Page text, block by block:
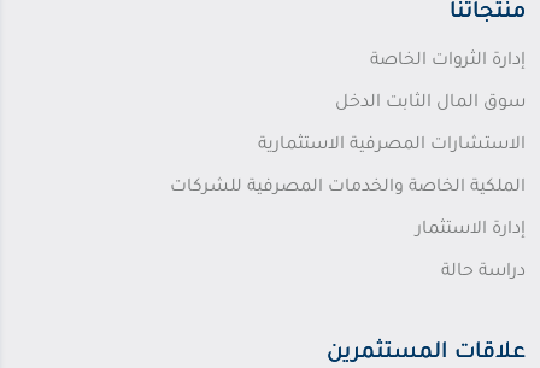
منتجاتنا
إدارة الثروات الخاصة
سوق المال الثابت الدخل
الاستشارات المصرفية الاستثمارية
الملكية الخاصة والخدمات المصرفية للشركات
إدارة الاستثمار
دراسة حالة
علاقات المستثمرين